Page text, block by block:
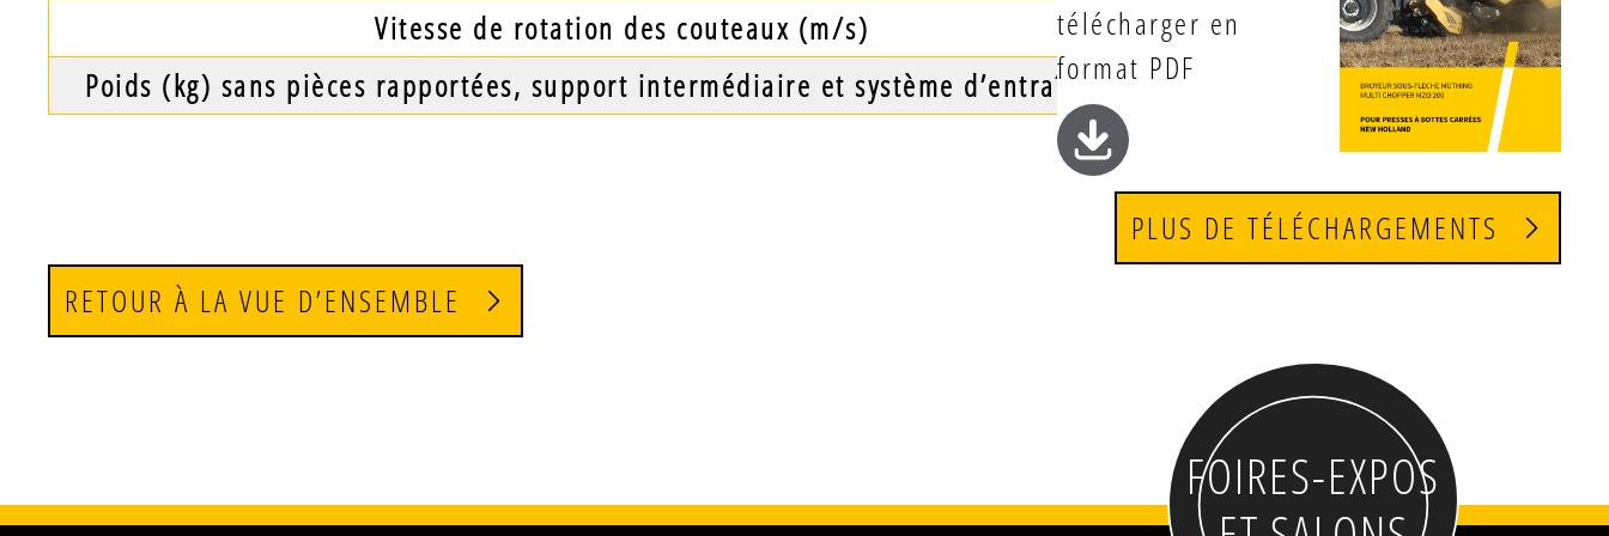
Vitesse de rotation des couteaux (m/s)
Poids (kg) sans pièces rapportées, support intermédiaire et système d’entraînement
télécharger en
format PDF
PLUS DE TÉLÉCHARGEMENTS
RETOUR À LA VUE D’ENSEMBLE
FOIRES-EXPOS